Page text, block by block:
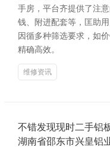
手房，平台齐提供了注
钱、附进配套等，匡助
因循多种筛选要求，如
精确高效。
维修资讯
不错发现现时二手铝
湖南省邵东市兴皇铝